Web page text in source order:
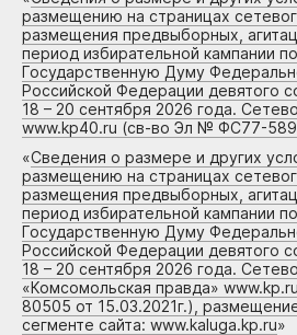
размещению на страницах
размещения предвыборных,
период избирательной кампании
Государственную Думу
Российской Федерации девятого
18 – 20 сентября 2026 года.
www.kp40.ru (св-во Эл № ФС77-
«Сведения о размере и других
размещению на страницах
размещения предвыборных,
период избирательной кампании
Государственную Думу
Российской Федерации девятого
18 – 20 сентября 2026 года.
«Комсомольская правда»
80505 от 15.03.2021г.),
сегменте сайта: www.kaluga.kp.ru»